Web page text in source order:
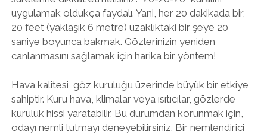
uygulamak oldukça faydalı. Yani, her 20 dakikada bir,
20 feet (yaklaşık 6 metre) uzaklıktaki bir şeye 20
saniye boyunca bakmak. Gözlerinizin yeniden
canlanmasını sağlamak için harika bir yöntem!
Hava kalitesi, göz kuruluğu üzerinde büyük bir etkiye
sahiptir. Kuru hava, klimalar veya ısıtıcılar, gözlerde
kuruluk hissi yaratabilir. Bu durumdan korunmak için,
odayı nemli tutmayı deneyebilirsiniz. Bir nemlendirici